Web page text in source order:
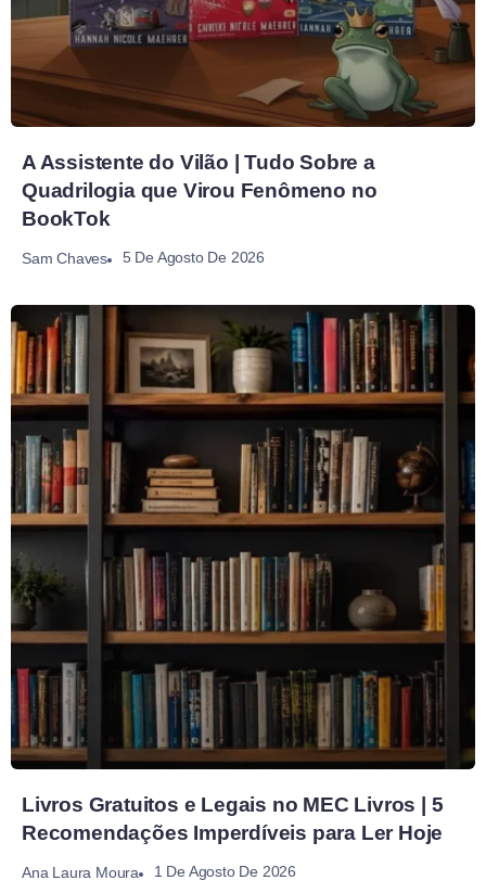
A Assistente do Vilão | Tudo Sobre a
Quadrilogia que Virou Fenômeno no
BookTok
Sam Chaves 5 De Agosto De 2026
Livros Gratuitos e Legais no MEC Livros | 5
Recomendações Imperdíveis para Ler Hoje
Ana Laura Moura 1 De Agosto De 2026